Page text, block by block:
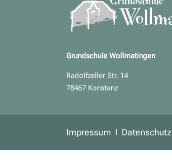
Grundschule Wollmatingen
Radolfzeller Str. 14
78467 Konstanz
Impressum I Datenschutz